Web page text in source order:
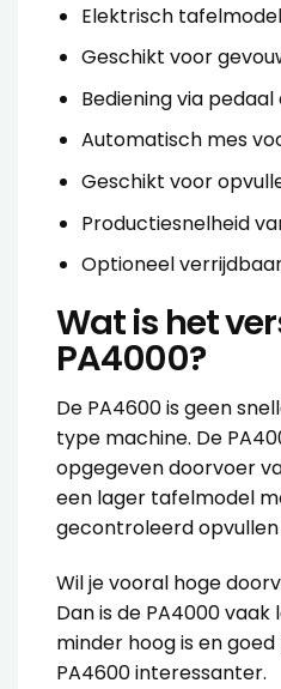
Elektrisch
Geschikt voor
Bediening via pedaal
Automatisch mes
Geschikt voor
Productiesnelheid
Optioneel
Wat is het
PA4000?
De PA4600 is geen
type machine. De
opgegeven doorvoer
een lager tafelmodel
gecontroleerd
Wil je vooral hoge
Dan is de PA4000
minder hoog is en
PA4600 interessanter.